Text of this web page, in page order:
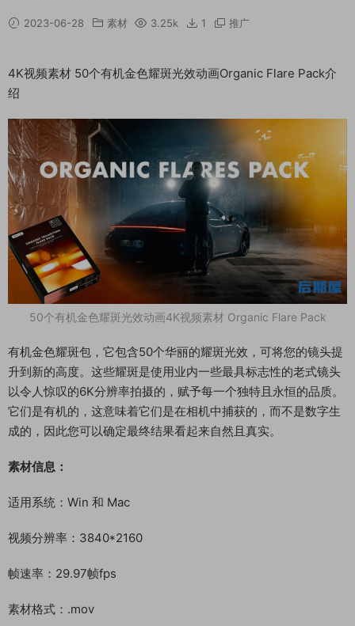
2023-06-28 素材 3.25k 1 推广
4K视频素材 50个有机金色耀斑光效动画Organic Flare Pack介
绍
50个有机金色耀斑光效动画4K视频素材 Organic Flare Pack
有机金色耀斑包，它包含50个华丽的耀斑光效，可将您的镜头提
升到新的高度。这些耀斑是使用业内一些最具标志性的老式镜头
以令人惊叹的6K分辨率拍摄的，赋予每一个独特且永恒的品质。
它们是有机的，这意味着它们是在相机中捕获的，而不是数字生
成的，因此您可以确定最终结果看起来自然且真实。
素材信息：
适用系统：Win 和 Mac
视频分辨率：3840*2160
帧速率：29.97帧fps
素材格式：.mov